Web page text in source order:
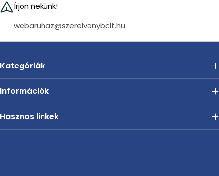
Írjon nekünk!
webaruhaz@szerelvenybolt.hu
Kategóriák
Információk
Hasznos linkek